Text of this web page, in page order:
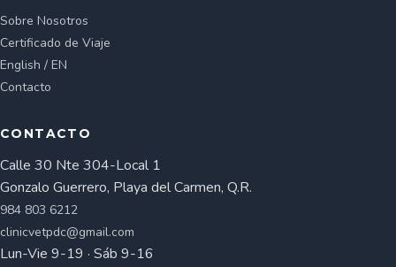
Sobre Nosotros
Certificado de Viaje
English / EN
Contacto
CONTACTO
Calle 30 Nte 304-Local 1
Gonzalo Guerrero, Playa del Carmen, Q.R.
984 803 6212
clinicvetpdc@gmail.com
Lun-Vie 9-19 · Sáb 9-16